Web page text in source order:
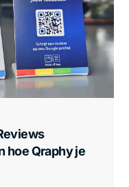
hoe Qraphy je